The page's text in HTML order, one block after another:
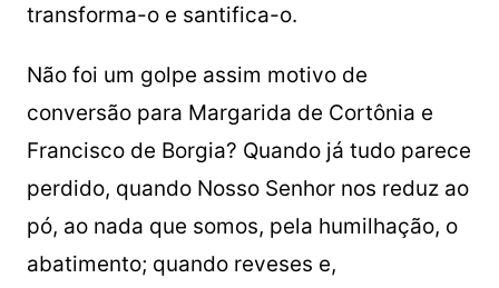
transforma-o e santifica-o.
Não foi um golpe assim motivo de
conversão para Margarida de Cortônia e
Francisco de Borgia? Quando já tudo parece
perdido, quando Nosso Senhor nos reduz ao
pó, ao nada que somos, pela humilhação, o
abatimento; quando reveses e,